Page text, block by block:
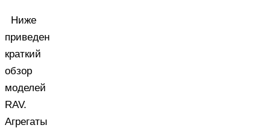
Ниже
приведен
краткий
обзор
моделей
RAV.
Агрегаты